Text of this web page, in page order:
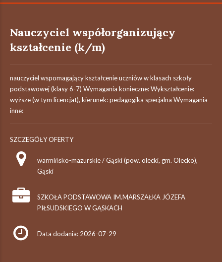
Nauczyciel współorganizujący
kształcenie (k/m)
nauczyciel wspomagający kształcenie uczniów w klasach szkoły
podstawowej (klasy 6-7) Wymagania konieczne: Wykształcenie:
wyższe (w tym licencjat), kierunek: pedagogika specjalna Wymagania
inne:
SZCZEGÓŁY OFERTY
warmińsko-mazurskie / Gąski (pow. olecki, gm. Olecko),
Gąski
SZKOŁA PODSTAWOWA IM.MARSZAŁKA JÓZEFA
PIŁSUDSKIEGO W GĄSKACH
Data dodania: 2026-07-29